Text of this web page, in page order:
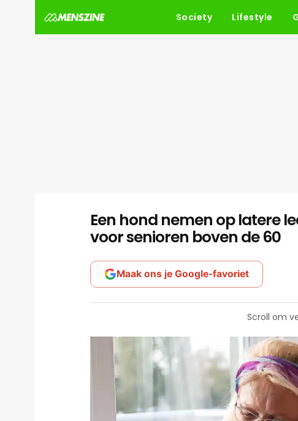
Society Lifestyle
Een hond nemen op latere
voor senioren boven de 60
Maak ons je Google-favoriet
Scroll om